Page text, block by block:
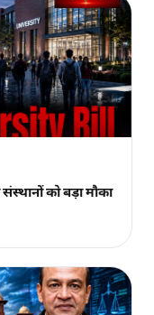
को बड़ा मौका